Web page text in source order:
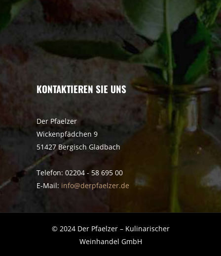
KONTAKTIEREN SIE UNS
Der Pfaelzer
Wickenpfädchen 9
51427 Bergisch Gladbach
Telefon: 02204 - 58 695 00
E-Mail: info@derpfaelzer.de
© 2024 Der Pfaelzer – Kulinarischer
Weinhandel GmbH